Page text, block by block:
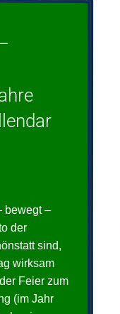
bewegt –
der
sind,
wirksam
Feier zum
(im Jahr